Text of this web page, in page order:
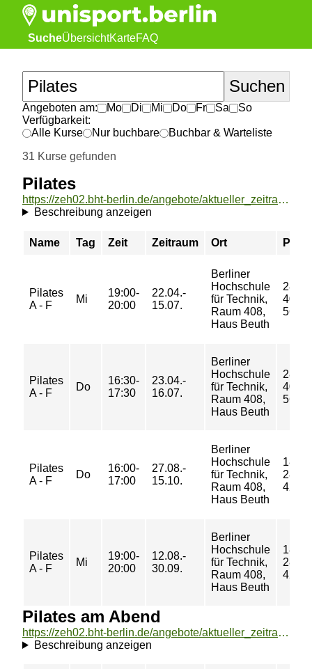
SucheÜbersichtKarteFAQ
Angeboten am: Mo Di Mi Do Fr Sa
So
Verfügbarkeit:
Alle Kurse
Nur buchbare
Buchbar & Warteliste
31 Kurse gefunden
Pilates
https://zeh02.bht-berlin.de/angebote/aktueller_zeitraum/_Pilates.html
Beschreibung anzeigen
Name Tag Zeit Zeitraum Ort Preis
Pilates
A - F
Mi
19:00-
20:00
22.04.-
15.07.
Berliner
Hochschule
für Technik,
Raum 408,
Haus Beuth
28/
40/
56 €
Pilates
A - F
Do
16:30-
17:30
23.04.-
16.07.
Berliner
Hochschule
für Technik,
Raum 408,
Haus Beuth
28/
40/
56 €
Pilates
A - F
Do
16:00-
17:00
27.08.-
15.10.
Berliner
Hochschule
für Technik,
Raum 408,
Haus Beuth
18/
28/
42 €
Pilates
A - F
Mi
19:00-
20:00
12.08.-
30.09.
Berliner
Hochschule
für Technik,
Raum 408,
Haus Beuth
18/
28/
42 €
Pilates am Abend
https://zeh02.bht-berlin.de/angebote/aktueller_zeitraum/_Pilates_am_Abend.html
Beschreibung anzeigen